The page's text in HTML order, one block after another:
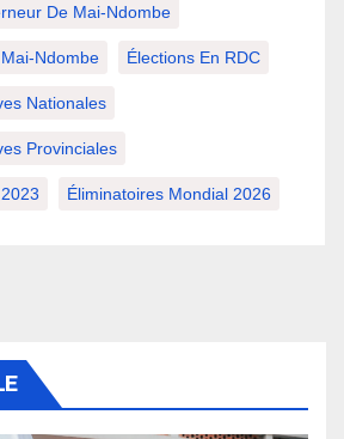
De Mai-Ndombe
Ndombe Élections En RDC
Nationales
Provinciales
Éliminatoires Mondial 2026